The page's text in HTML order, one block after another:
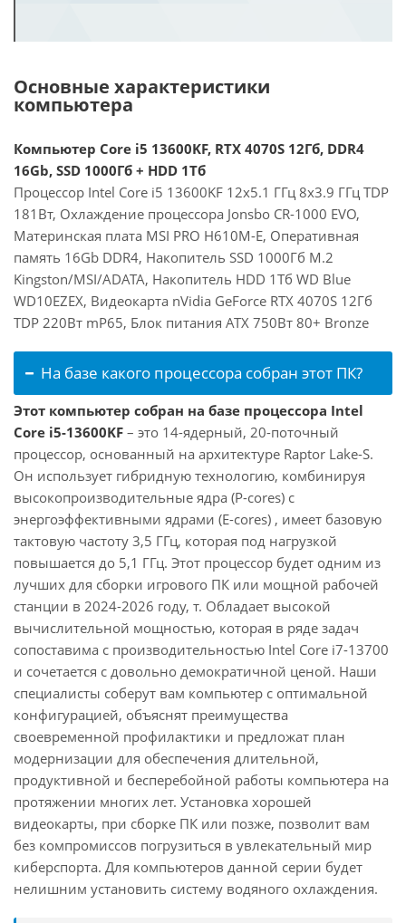
Основные характеристики
компьютера
Компьютер Core i5 13600KF, RTX 4070S 12Гб, DDR4
16Gb, SSD 1000Гб + HDD 1Тб
Процессор Intel Core i5 13600KF 12x5.1 ГГц 8x3.9 ГГц TDP
181Вт, Охлаждение процессора Jonsbo CR-1000 EVO,
Материнская плата MSI PRO H610M-E, Оперативная
память 16Gb DDR4, Накопитель SSD 1000Гб M.2
Kingston/MSI/ADATA, Накопитель HDD 1Тб WD Blue
WD10EZEX, Видеокарта nVidia GeForce RTX 4070S 12Гб
TDP 220Вт mP65, Блок питания ATX 750Вт 80+ Bronze
На базе какого процессора собран этот ПК?
Этот компьютер собран на базе процессора Intel
Core i5-13600KF – это 14-ядерный, 20-поточный
процессор, основанный на архитектуре Raptor Lake-S.
Он использует гибридную технологию, комбинируя
высокопроизводительные ядра (P-cores) с
энергоэффективными ядрами (E-cores) , имеет базовую
тактовую частоту 3,5 ГГц, которая под нагрузкой
повышается до 5,1 ГГц. Этот процессор будет одним из
лучших для сборки игрового ПК или мощной рабочей
станции в 2024-2026 году, т. Обладает высокой
вычислительной мощностью, которая в ряде задач
сопоставима с производительностью Intel Core i7-13700
и сочетается с довольно демократичной ценой. Наши
специалисты соберут вам компьютер с оптимальной
конфигурацией, объяснят преимущества
своевременной профилактики и предложат план
модернизации для обеспечения длительной,
продуктивной и бесперебойной работы компьютера на
протяжении многих лет. Установка хорошей
видеокарты, при сборке ПК или позже, позволит вам
без компромиссов погрузиться в увлекательный мир
киберспорта. Для компьютеров данной серии будет
нелишним установить систему водяного охлаждения.